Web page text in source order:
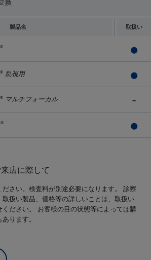
製品名 取扱い
®
® 乱視用
® マルチフォーカル
®
店に際して
さい。検査料が別途必要になります。 診察
取扱い製品、価格等の詳しいことは、取扱い
ください。 お客様の目の状態等によっては購
ります。